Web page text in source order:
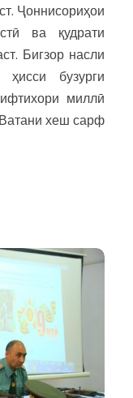
Ҷоннисориҳои
ва қудрати
Бигзор насли
бузурги
миллӣ
хеш сарф